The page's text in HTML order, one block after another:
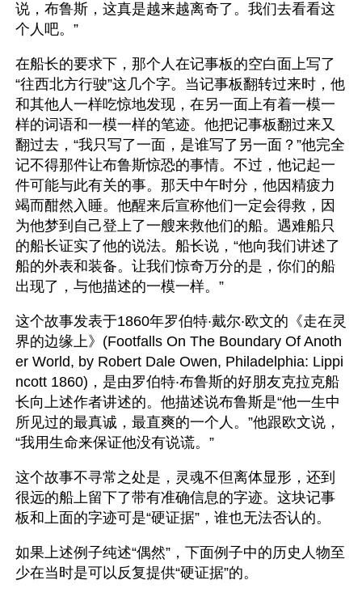
说，布鲁斯，这真是越来越离奇了。我们去看看这
个人吧。”
在船长的要求下，那个人在记事板的空白面上写了
“往西北方行驶”这几个字。当记事板翻转过来时，他
和其他人一样吃惊地发现，在另一面上有着一模一
样的词语和一模一样的笔迹。他把记事板翻过来又
翻过去，“我只写了一面，是谁写了另一面？”他完全
记不得那件让布鲁斯惊恐的事情。不过，他记起一
件可能与此有关的事。那天中午时分，他因精疲力
竭而酣然入睡。他醒来后宣称他们一定会得救，因
为他梦到自己登上了一艘来救他们的船。遇难船只
的船长证实了他的说法。船长说，“他向我们讲述了
船的外表和装备。让我们惊奇万分的是，你们的船
出现了，与他描述的一模一样。”
这个故事发表于1860年罗伯特·戴尔·欧文的《走在灵
界的边缘上》(Footfalls On The Boundary Of Anoth
er World, by Robert Dale Owen, Philadelphia: Lippi
ncott 1860)，是由罗伯特·布鲁斯的好朋友克拉克船
长向上述作者讲述的。他描述说布鲁斯是“他一生中
所见过的最真诚，最直爽的一个人。”他跟欧文说，
“我用生命来保证他没有说谎。”
这个故事不寻常之处是，灵魂不但离体显形，还到
很远的船上留下了带有准确信息的字迹。这块记事
板和上面的字迹可是“硬证据”，谁也无法否认的。
如果上述例子纯述“偶然”，下面例子中的历史人物至
少在当时是可以反复提供“硬证据”的。